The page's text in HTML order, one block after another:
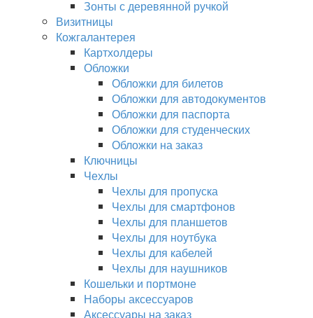
Зонты с деревянной ручкой
Визитницы
Кожгалантерея
Картхолдеры
Обложки
Обложки для билетов
Обложки для автодокументов
Обложки для паспорта
Обложки для студенческих
Обложки на заказ
Ключницы
Чехлы
Чехлы для пропуска
Чехлы для смартфонов
Чехлы для планшетов
Чехлы для ноутбука
Чехлы для кабелей
Чехлы для наушников
Кошельки и портмоне
Наборы аксессуаров
Аксессуары на заказ